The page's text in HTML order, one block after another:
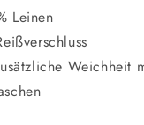
Leinen
Weichheit